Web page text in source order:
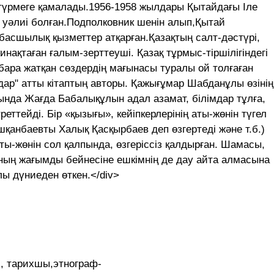
қамалады.1956-1958 жылдары Қытайдағы Іле
болған.Подполковник шенін алып,Қытай
қызметтер атқарған.Қазақтың салт-дәстүрі,
ғалым-зерттеуші. Қазақ тұрмыс-тіршілігіндегі
жатқан сөздердің мағынасы туралы ой толғаған
атты кітаптың авторы. Қажығұмар Шабданұлы өзiнiң
Жағда Бабалықұлын адал азамат, бiлiмдар тұлға,
Бiр «қызығы», кейiпкерлерiнiң аты-жөнiн түгел
Халық Қасқырбаев деп өзгертедi және т.б.)
жөнiн сол қалпында, өзгерiссiз қалдырған. Шамасы,
жағымды бейнесiне ешкiмнiң де дау айта алмасына
дүниеден өткен.</div>
тарихшы,этнограф-